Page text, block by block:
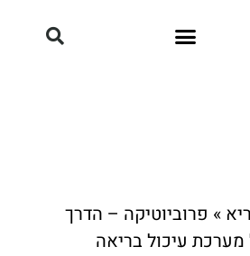
» פרוביוטיקה – הדרך
עיכול בריאה